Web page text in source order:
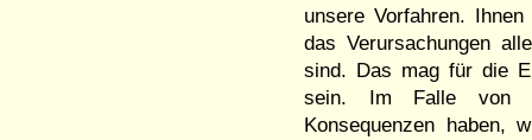
unsere Vorfahren.
das Verursachungen
sind. Das mag für die
sein. Im Falle von
Konsequenzen haben,